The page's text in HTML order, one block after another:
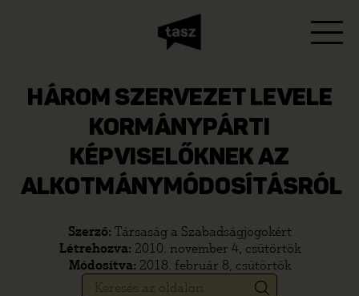
HÁROM SZERVEZET LEVELE
KORMÁNYPÁRTI
KÉPVISELŐKNEK AZ
ALKOTMÁNYMÓDOSÍTÁSRÓL
Szerző: Társaság a Szabadságjogokért
Létrehozva: 2010. november 4, csütörtök
Módosítva: 2018. február 8, csütörtök